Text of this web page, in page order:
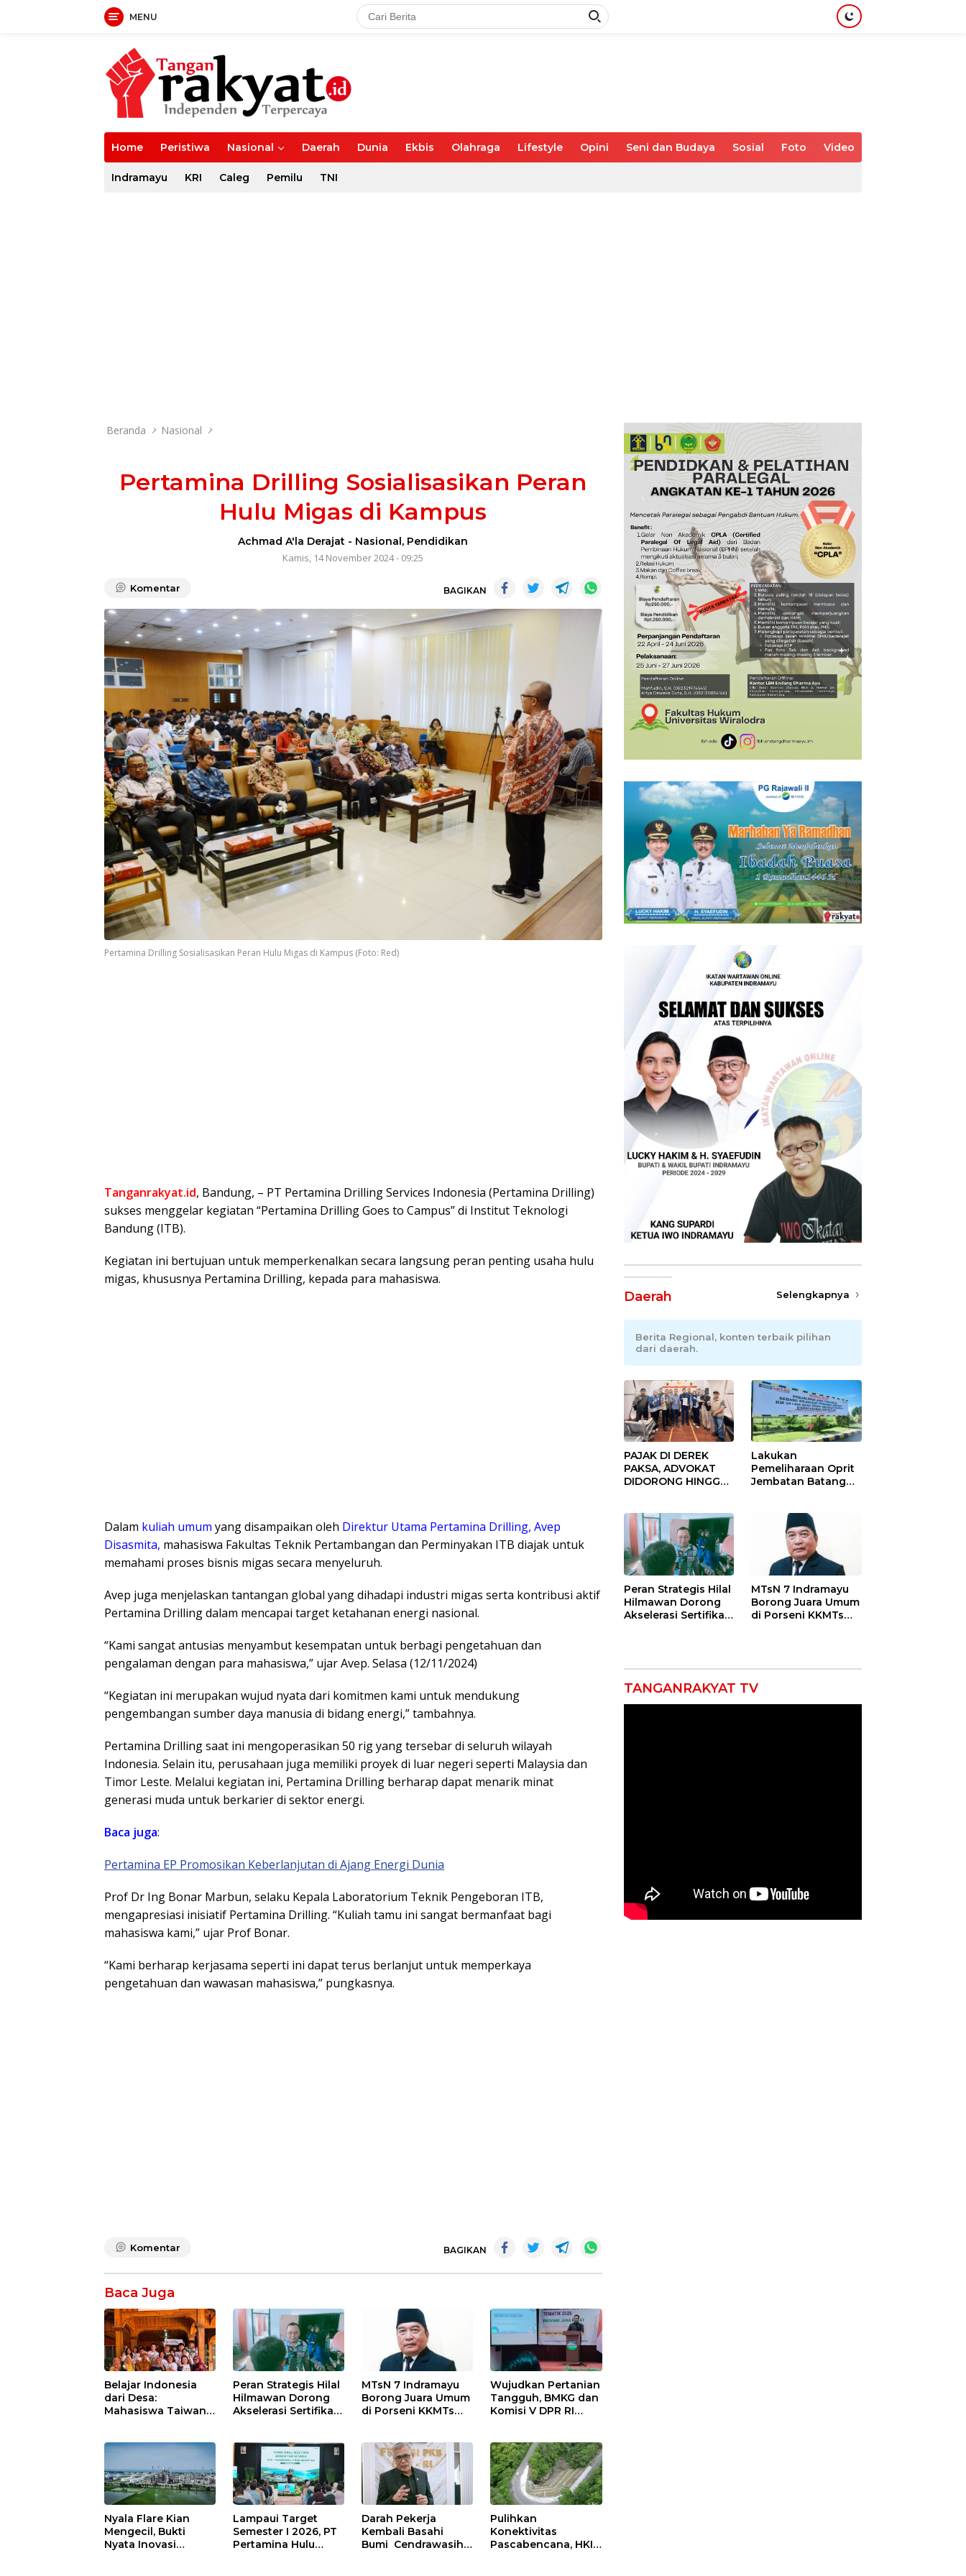
MENU
Home Peristiwa Nasional Daerah Dunia Ekbis Olahraga Lifestyle Opini Seni dan Budaya Sosial Foto Video
Indramayu KRI Caleg Pemilu TNI
Beranda Nasional
Pertamina Drilling Sosialisasikan Peran
Hulu Migas di Kampus
Achmad A'la Derajat - Nasional, Pendidikan
Kamis, 14 November 2024 - 09:25
Komentar BAGIKAN
Pertamina Drilling Sosialisasikan Peran Hulu Migas di Kampus (Foto: Red)
Tanganrakyat.id, Bandung, – PT Pertamina Drilling Services Indonesia (Pertamina Drilling)
sukses menggelar kegiatan “Pertamina Drilling Goes to Campus” di Institut Teknologi
Bandung (ITB).
Kegiatan ini bertujuan untuk memperkenalkan secara langsung peran penting usaha hulu
migas, khususnya Pertamina Drilling, kepada para mahasiswa.
Dalam kuliah umum yang disampaikan oleh Direktur Utama Pertamina Drilling, Avep
Disasmita, mahasiswa Fakultas Teknik Pertambangan dan Perminyakan ITB diajak untuk
memahami proses bisnis migas secara menyeluruh.
Avep juga menjelaskan tantangan global yang dihadapi industri migas serta kontribusi aktif
Pertamina Drilling dalam mencapai target ketahanan energi nasional.
“Kami sangat antusias menyambut kesempatan untuk berbagi pengetahuan dan
pengalaman dengan para mahasiswa,” ujar Avep. Selasa (12/11/2024)
“Kegiatan ini merupakan wujud nyata dari komitmen kami untuk mendukung
pengembangan sumber daya manusia di bidang energi,” tambahnya.
Pertamina Drilling saat ini mengoperasikan 50 rig yang tersebar di seluruh wilayah
Indonesia. Selain itu, perusahaan juga memiliki proyek di luar negeri seperti Malaysia dan
Timor Leste. Melalui kegiatan ini, Pertamina Drilling berharap dapat menarik minat
generasi muda untuk berkarier di sektor energi.
Baca juga:
Pertamina EP Promosikan Keberlanjutan di Ajang Energi Dunia
Prof Dr Ing Bonar Marbun, selaku Kepala Laboratorium Teknik Pengeboran ITB,
mengapresiasi inisiatif Pertamina Drilling. “Kuliah tamu ini sangat bermanfaat bagi
mahasiswa kami,” ujar Prof Bonar.
“Kami berharap kerjasama seperti ini dapat terus berlanjut untuk memperkaya
pengetahuan dan wawasan mahasiswa,” pungkasnya.
Komentar BAGIKAN
Baca Juga
Belajar Indonesia
dari Desa:
Mahasiswa Taiwan
Peran Strategis Hilal
Hilmawan Dorong
Akselerasi Sertifikasi
Kemiskinan di
Indramayu
MTsN 7 Indramayu
Borong Juara Umum
di Porseni KKMTs
Wujudkan Pertanian
Tangguh, BMKG dan
Komisi V DPR RI
Sekolah Lapang
Iklim
Nyala Flare Kian
Mengecil, Bukti
Nyata Inovasi
Lampaui Target
Semester I 2026, PT
Pertamina Hulu
Darah Pekerja
Kembali Basahi
Bumi Cendrawasih:
Pulihkan
Konektivitas
Pascabencana, HKI
Daerah Selengkapnya
Berita Regional, konten terbaik pilihan
dari daerah.
PAJAK DI DEREK
PAKSA, ADVOKAT
DIDORONG HINGGA
Advokat Riau
Ngamuk Kepung
Polresta Pekanbaru!
Lakukan
Pemeliharaan Oprit
Jembatan Batang
Contraflow di KM 55
Tol Binjai–Langsa
Peran Strategis Hilal
Hilmawan Dorong
Akselerasi Sertifikasi
Indramayu
MTsN 7 Indramayu
Borong Juara Umum
di Porseni KKMTs
TANGANRAKYAT TV